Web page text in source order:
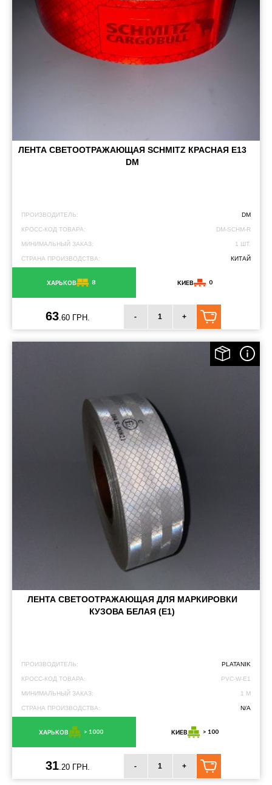
ЛЕНТА СВЕТООТРАЖАЮЩАЯ SCHMITZ КРАСНАЯ Е13
DM
ПРОИЗВОДИТЕЛЬ: DM
КРОСС-КОД ТОВАРА: DM-SCHM-R
МИНИМАЛЬНЫЙ ЗАКАЗ: 1 ШТ.
СТРАНА ПРОИЗВОДСТВА: КИТАЙ
ХАРЬКОВ 8 КИЕВ 0
63 .60 ГРН. - +
ЛЕНТА СВЕТООТРАЖАЮЩАЯ ДЛЯ МАРКИРОВКИ
КУЗОВА БЕЛАЯ (Е1)
ПРОИЗВОДИТЕЛЬ: PLATANIK
КРОСС-КОД ТОВАРА: PVC-W-E1
МИНИМАЛЬНЫЙ ЗАКАЗ: 1 М
СТРАНА ПРОИЗВОДСТВА: N/A
ХАРЬКОВ > 1000 КИЕВ > 100
31 .20 ГРН. - +